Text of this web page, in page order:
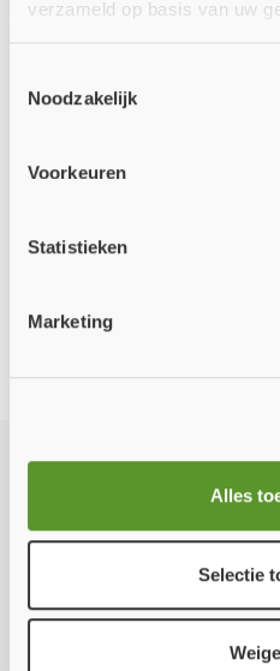
verzameld op basis van uw
Noodzakelijk
Voorkeuren
Statistieken
Marketing
Alles
Selectie
missen?
Meld u aan voor onze nieuwsbrief